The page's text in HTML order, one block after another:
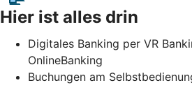
Hier ist alles drin
Digitales Banking per VR
OnlineBanking
Buchungen am